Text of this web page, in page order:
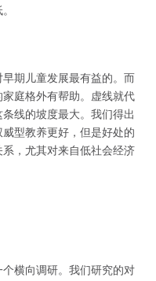
期儿童发展最有益的。而
庭格外有帮助。虚线就代
线的坡度最大。我们得出
型教养更好，但是好处的
，尤其对来自低社会经济
个横向调研。我们研究的对